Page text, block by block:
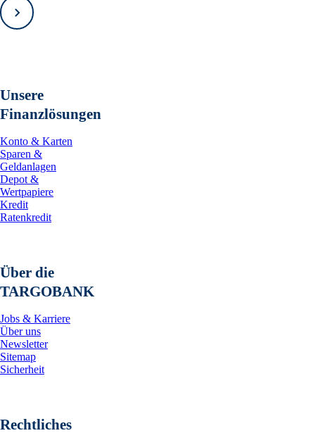
Vorwärts
Unsere
Finanzlösungen
Konto & Karten
Sparen &
Geldanlagen
Depot &
Wertpapiere
Kredit
Ratenkredit
Über die
TARGOBANK
Jobs & Karriere
Über uns
Newsletter
Sitemap
Sicherheit
Rechtliches